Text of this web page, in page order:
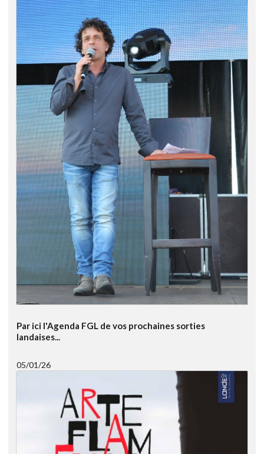
Par ici l'Agenda FGL de vos prochaines sorties
landaises...
05/01/26